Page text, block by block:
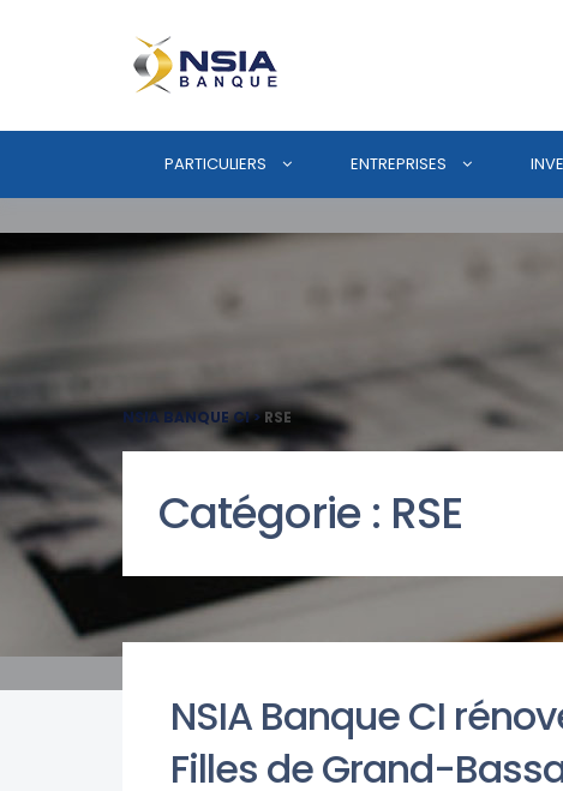
PARTICULIERS ENTREPRISES
NSIA BANQUE CI> RSE
Catégorie : RSE
NSIA Banque CI
Filles de Grand-